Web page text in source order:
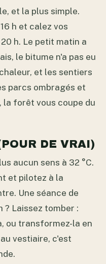
et la plus simple.
h et calez vos
h. Le petit matin a
le bitume n'a pas eu
et les sentiers
parcs ombragés et
la forêt vous coupe du
DE VRAI)
aucun sens à 32 °C.
et pilotez à la
Une séance de
? Laissez tomber :
ou transformez-la en
vestiaire, c'est